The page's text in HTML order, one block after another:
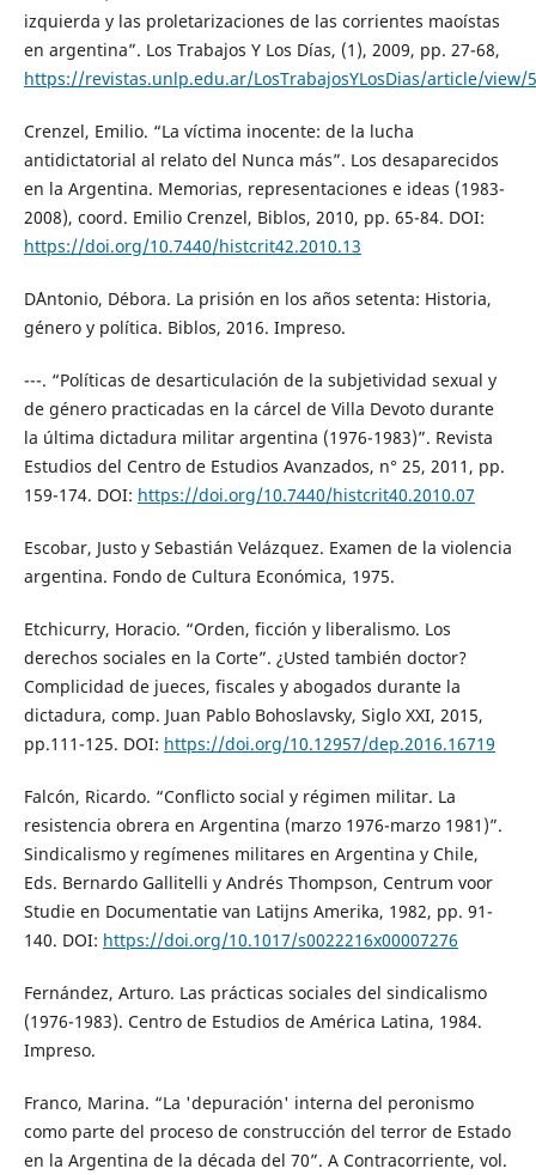
izquierda y las proletarizaciones de las corrientes maoístas
en argentina”. Los Trabajos Y Los Días, (1), 2009, pp. 27-68,
https://revistas.unlp.edu.ar/LosTrabajosYLosDias/article/view/
Crenzel, Emilio. “La víctima inocente: de la lucha
antidictatorial al relato del Nunca más”. Los desaparecidos
en la Argentina. Memorias, representaciones e ideas (1983-
2008), coord. Emilio Crenzel, Biblos, 2010, pp. 65-84. DOI:
https://doi.org/10.7440/histcrit42.2010.13
D´Antonio, Débora. La prisión en los años setenta: Historia,
género y política. Biblos, 2016. Impreso.
---. “Políticas de desarticulación de la subjetividad sexual y
de género practicadas en la cárcel de Villa Devoto durante
la última dictadura militar argentina (1976-1983)”. Revista
Estudios del Centro de Estudios Avanzados, n° 25, 2011, pp.
159-174. DOI: https://doi.org/10.7440/histcrit40.2010.07
Escobar, Justo y Sebastián Velázquez. Examen de la violencia
argentina. Fondo de Cultura Económica, 1975.
Etchicurry, Horacio. “Orden, ficción y liberalismo. Los
derechos sociales en la Corte”. ¿Usted también doctor?
Complicidad de jueces, fiscales y abogados durante la
dictadura, comp. Juan Pablo Bohoslavsky, Siglo XXI, 2015,
pp.111-125. DOI: https://doi.org/10.12957/dep.2016.16719
Falcón, Ricardo. “Conflicto social y régimen militar. La
resistencia obrera en Argentina (marzo 1976-marzo 1981)”.
Sindicalismo y regímenes militares en Argentina y Chile,
Eds. Bernardo Gallitelli y Andrés Thompson, Centrum voor
Studie en Documentatie van Latijns Amerika, 1982, pp. 91-
140. DOI: https://doi.org/10.1017/s0022216x00007276
Fernández, Arturo. Las prácticas sociales del sindicalismo
(1976-1983). Centro de Estudios de América Latina, 1984.
Impreso.
Franco, Marina. “La 'depuración' interna del peronismo
como parte del proceso de construcción del terror de Estado
en la Argentina de la década del 70”. A Contracorriente, vol.